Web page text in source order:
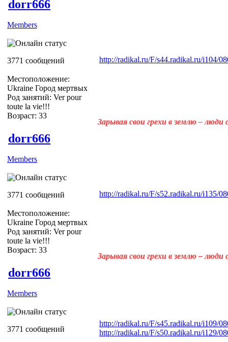
dorr666
Members
3771 сообщений
Местоположение:
Ukraine Город мертвых
Род занятий: Ver pour
toute la vie!!!
Возраст: 33
http://radikal.ru/F/s44.radikal.ru/i104/
Зарывая свои грехи в землю –
dorr666
Members
3771 сообщений
Местоположение:
Ukraine Город мертвых
Род занятий: Ver pour
toute la vie!!!
Возраст: 33
http://radikal.ru/F/s52.radikal.ru/i135/
Зарывая свои грехи в землю –
dorr666
Members
3771 сообщений
http://radikal.ru/F/s45.radikal.ru/i109/
http://radikal.ru/F/s50.radikal.ru/i129/